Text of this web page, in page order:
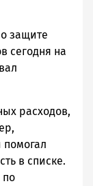
защите
сегодня на
расходов,
помогал
в списке.
по